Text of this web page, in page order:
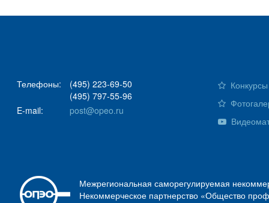
Телефоны:
(495) 223-69-50
(495) 797-55-96
E-mail:
post@opeo.ru
Межрегиональная саморегулируемая
Некоммерческое партнерство «Общество